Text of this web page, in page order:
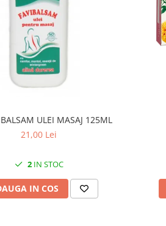
ULEI MASAJ 125ML
21,00 Lei
2IN STOC
IN COS